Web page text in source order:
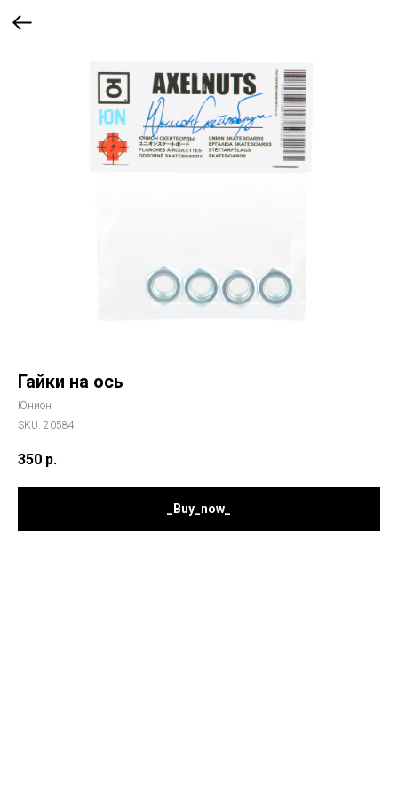
Гайки на ось
Юнион
SKU: 20584
350 р.
_Buy_now_